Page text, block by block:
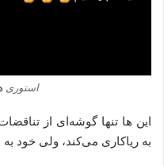
استوری
این‌ ها تنها گوشه‌ای از
به ریاکاری می‌کند، ولی خود